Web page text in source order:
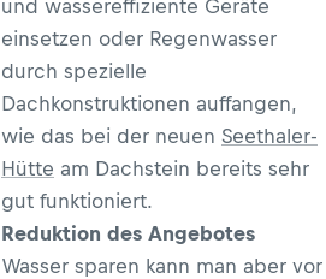
und wassereffiziente Geräte
einsetzen oder Regenwasser
durch spezielle
Dachkonstruktionen auffangen,
wie das bei der neuen Seethaler-
Hütte am Dachstein bereits sehr
gut funktioniert.
Reduktion des Angebotes
Wasser sparen kann man aber vor